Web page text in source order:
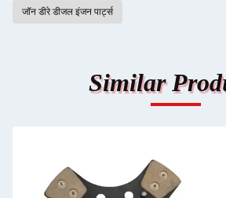
जॉन डीरे डीजल इंजन पार्ट्स
Similar